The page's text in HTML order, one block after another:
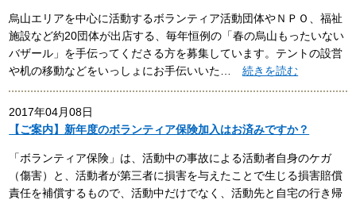
烏山エリアを中心に活動するボランティア活動団体やＮＰＯ、福祉
施設など約20団体が出店する、毎年恒例の「春の烏山もったいない
バザール」を手伝ってくださる方を募集しています。テントの設営
や机の移動などをいっしょにお手伝いいた…続きを読む
2017年04月08日
【ご案内】新年度のボランティア保険加入はお済みですか？
「ボランティア保険」は、活動中の事故による活動者自身のケガ
（傷害）と、活動者が第三者に損害を与えたことで生じる損害賠償
責任を補償するもので、活動中だけでなく、活動先と自宅の行き帰